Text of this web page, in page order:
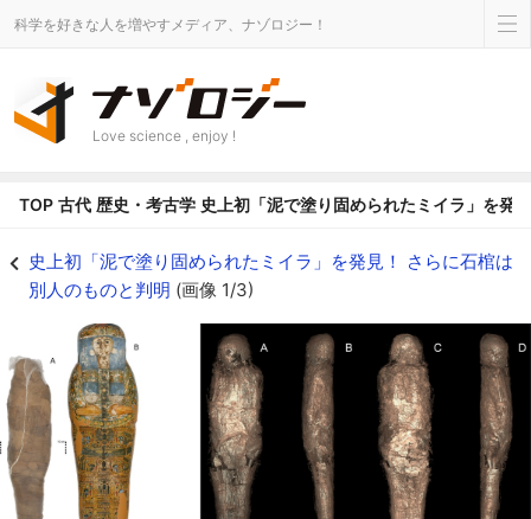
科学を好きな人を増やすメディア、ナゾロジー！
Love science , enjoy !
TOP 古代 歴史・考古学 史上初「泥で塗り固められたミイラ」を発
史上初「泥で塗り固められたミイラ」を発見！ さらに石棺は
別人のものと判明 (画像 1/3)